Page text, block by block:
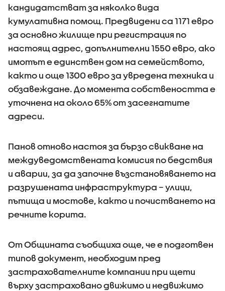
кандидатстват за няколко вида
кумулативна помощ. Предвидени са 1171 евро
за основно жилище при регистрация по
настоящ адрес, допълнителни 1550 евро, ако
имотът е единствен дом на семейството,
както и още 1300 евро за увредена техника и
обзавеждане. До момента собствеността е
уточнена на около 65% от засегнатите
адреси.
Панов отново настоя за бързо свикване на
междуведомствената комисия по бедствия
и аварии, за да започне възстановяването на
разрушената инфраструктура – улици,
пътища и мостове, както и почистването на
речните корита.
От Общината съобщиха още, че е подготвен
типов документ, необходим пред
застрахователните компании при щети
върху застраховано движимо и недвижимо